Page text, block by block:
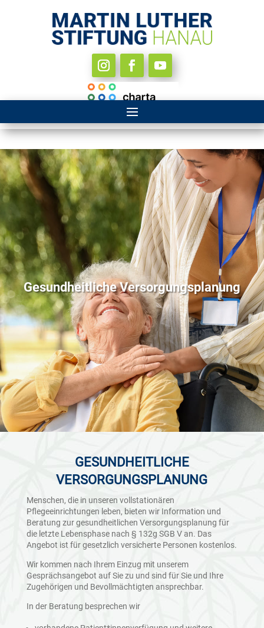
Gesundheitliche Versorgungsplanung
GESUNDHEITLICHE
VERSORGUNGSPLANUNG
Menschen, die in unseren vollstationären
Pflegeeinrichtungen leben, bieten wir Information und
Beratung zur gesundheitlichen Versorgungsplanung für
die letzte Lebensphase nach § 132g SGB V an. Das
Angebot ist für gesetzlich versicherte Personen kostenlos.
Wir kommen nach Ihrem Einzug mit unserem
Gesprächsangebot auf Sie zu und sind für Sie und Ihre
Zugehörigen und Bevollmächtigten ansprechbar.
In der Beratung besprechen wir